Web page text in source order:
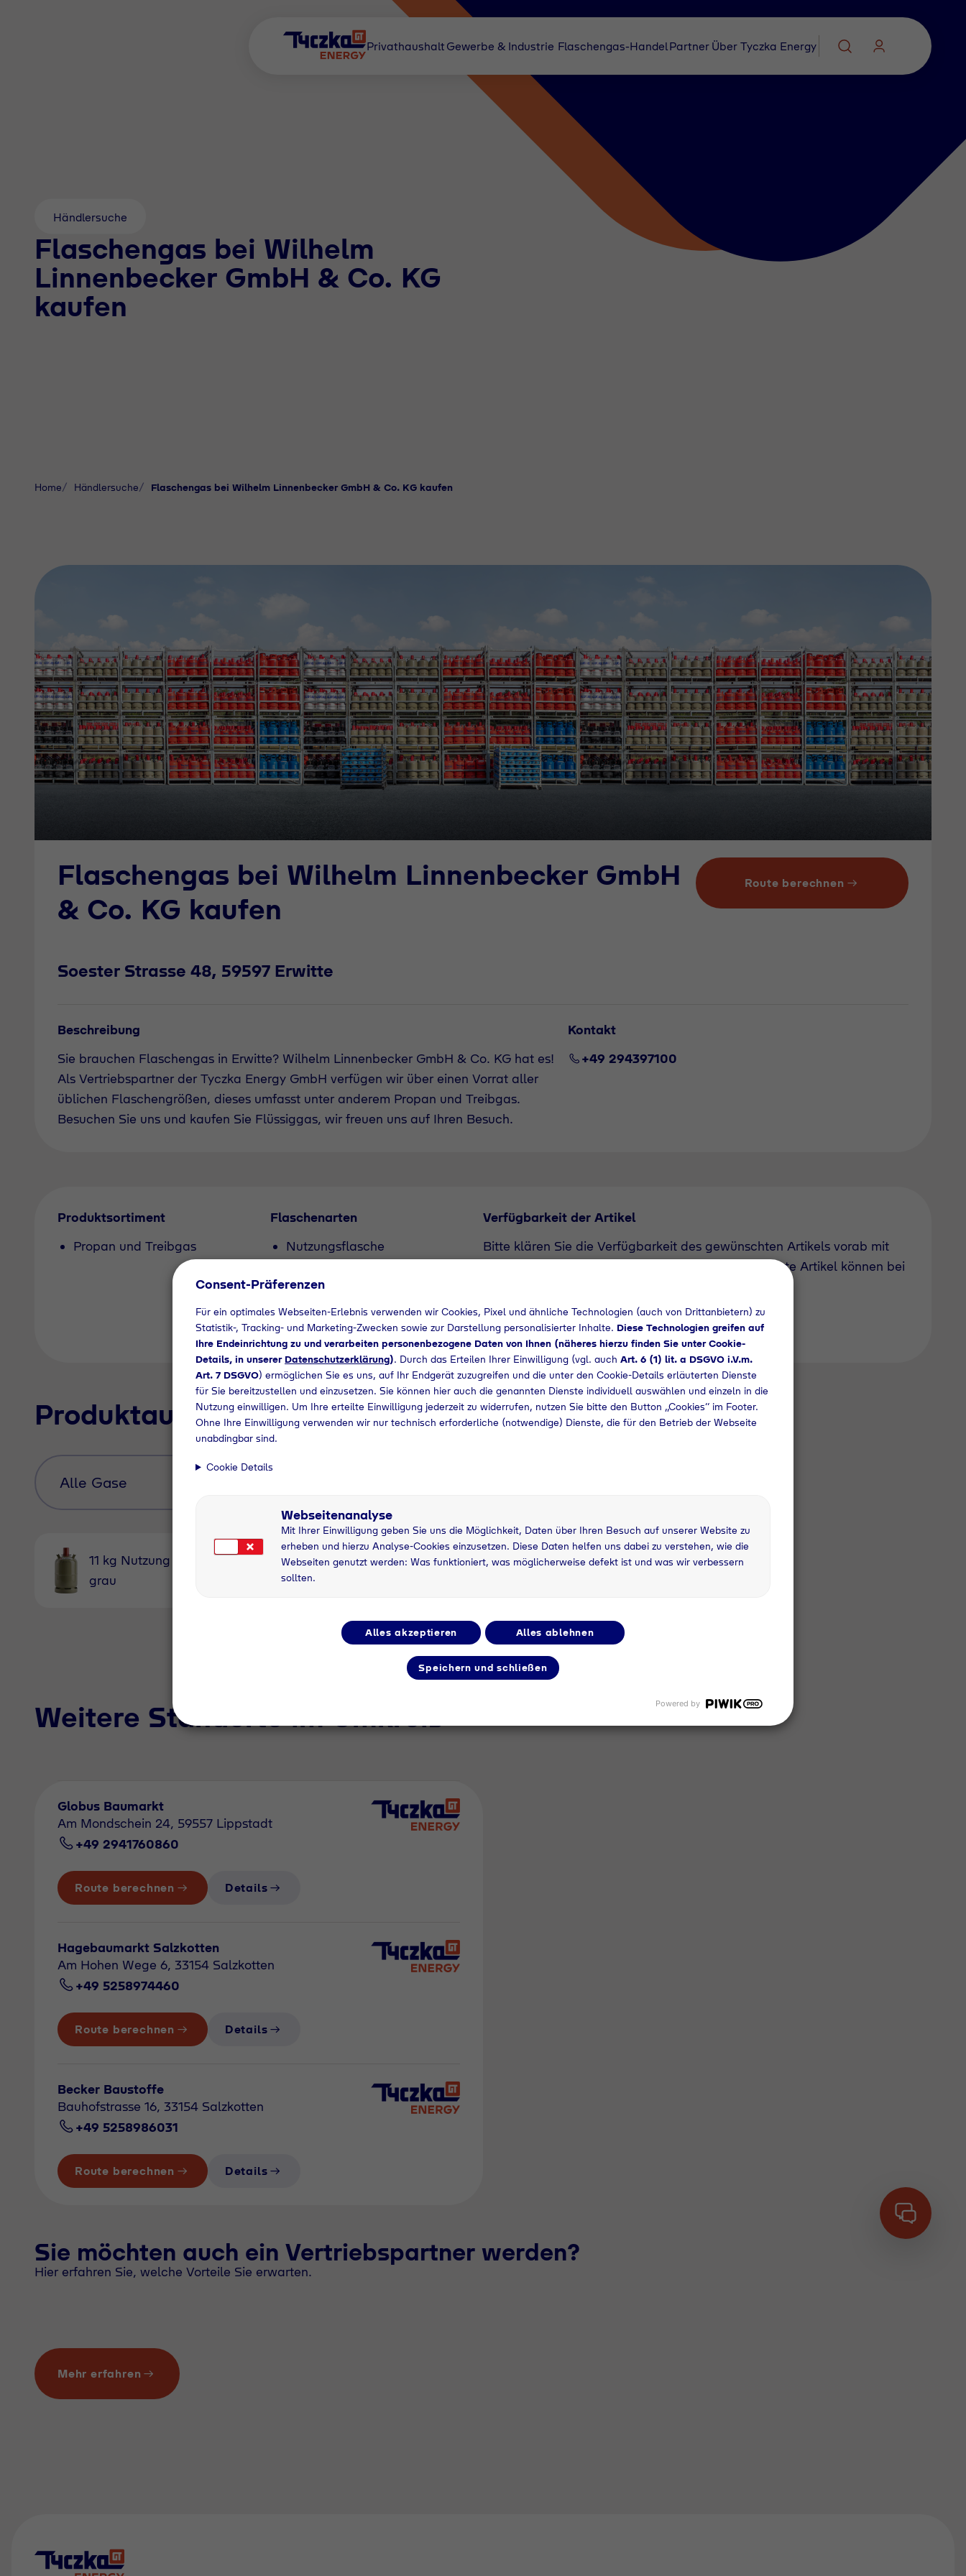
Privathaushalt Gewerbe & Industrie Flaschengas-Handel Partner Über Tyczka Energy
Händlersuche
Flaschengas bei Wilhelm
Linnenbecker GmbH & Co. KG
kaufen
Home Händlersuche Flaschengas bei Wilhelm Linnenbecker GmbH & Co. KG kaufen
Flaschengas bei Wilhelm Linnenbecker GmbH
& Co. KG kaufen
Soester Strasse 48, 59597 Erwitte
Route berechnen
Beschreibung
Sie brauchen Flaschengas in Erwitte? Wilhelm Linnenbecker GmbH & Co. KG hat es!
Als Vertriebspartner der Tyczka Energy GmbH verfügen wir über einen Vorrat aller
üblichen Flaschengrößen, dieses umfasst unter anderem Propan und Treibgas.
Besuchen Sie uns und kaufen Sie Flüssiggas, wir freuen uns auf Ihren Besuch.
Kontakt
+49 294397100
Produktsortiment
Propan und Treibgas
Flaschenarten
Nutzungsflasche
Verfügbarkeit der Artikel
Bitte klären Sie die Verfügbarkeit des gewünschten Artikels vorab mit
unserem Vertriebspartner. Auch derzeit nicht geführte Artikel können bei
+49 294397100
Produktauswahl
11 kg Nutzung
grau
5 kg Nutzung
grau
Weitere Standorte im Umkreis
Globus Baumarkt
Am Mondschein 24, 59557 Lippstadt
+49 2941760860
Route berechnen Details
Hagebaumarkt Salzkotten
Am Hohen Wege 6, 33154 Salzkotten
+49 5258974460
Route berechnen Details
Becker Baustoffe
Bauhofstrasse 16, 33154 Salzkotten
+49 5258986031
Route berechnen Details
Sie möchten auch ein Vertriebspartner werden?
Hier erfahren Sie, welche Vorteile Sie erwarten.
Mehr erfahren
Consent-Präferenzen
Für ein optimales Webseiten-Erlebnis verwenden wir Cookies, Pixel und ähnliche Technologien (auch von Drittanbietern) zu
Statistik-, Tracking- und Marketing-Zwecken sowie zur Darstellung personalisierter Inhalte. Diese Technologien greifen auf
Ihre Endeinrichtung zu und verarbeiten personenbezogene Daten von Ihnen (näheres hierzu finden Sie unter Cookie-
Details, in unserer Datenschutzerklärung). Durch das Erteilen Ihrer Einwilligung (vgl. auch Art. 6 (1) lit. a DSGVO i.V.m.
Art. 7 DSGVO) ermöglichen Sie es uns, auf Ihr Endgerät zuzugreifen und die unter den Cookie-Details erläuterten Dienste
für Sie bereitzustellen und einzusetzen. Sie können hier auch die genannten Dienste individuell auswählen und einzeln in die
Nutzung einwilligen. Um Ihre erteilte Einwilligung jederzeit zu widerrufen, nutzen Sie bitte den Button „Cookies“ im Footer.
Ohne Ihre Einwilligung verwenden wir nur technisch erforderliche (notwendige) Dienste, die für den Betrieb der Webseite
unabdingbar sind.
Cookie Details
Webseitenanalyse
Mit Ihrer Einwilligung geben Sie uns die Möglichkeit, Daten über Ihren Besuch auf unserer Website zu
erheben und hierzu Analyse-Cookies einzusetzen. Diese Daten helfen uns dabei zu verstehen, wie die
Webseiten genutzt werden: Was funktioniert, was möglicherweise defekt ist und was wir verbessern
sollten.
Alles akzeptieren Alles ablehnen
Speichern und schließen
Powered by